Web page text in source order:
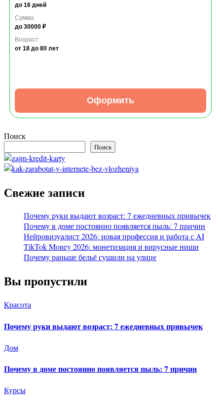
до 16 дней
Сумма:
до 30000 ₽
Возраст:
от 18 до 80 лет
Оформить
Поиск
Поиск
Свежие записи
Почему руки выдают возраст: 7 ежедневных привычек
Почему в доме постоянно появляется пыль: 7 причин
Нейровизуалист 2026: новая профессия и работа с AI
TikTok Money 2026: монетизация и вирусные ниши
Почему раньше бельё сушили на улице
Вы пропустили
Красота
Почему руки выдают возраст: 7 ежедневных привычек
Дом
Почему в доме постоянно появляется пыль: 7 причин
Курсы